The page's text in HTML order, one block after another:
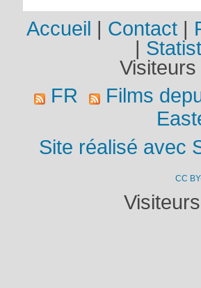
Accueil | Contact |
|
FR
Films
Site réalisé avec
CC